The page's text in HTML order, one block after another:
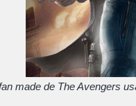
made de The Avengers